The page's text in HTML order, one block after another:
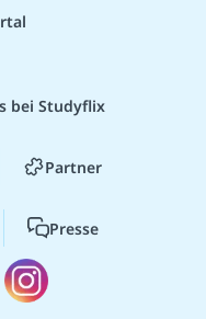
bei Studyflix
Partner
Presse